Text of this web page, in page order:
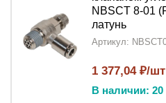
NBSCT 8-01
латунь
Артикул:
1 377,04 ₽/шт
В наличии: 20